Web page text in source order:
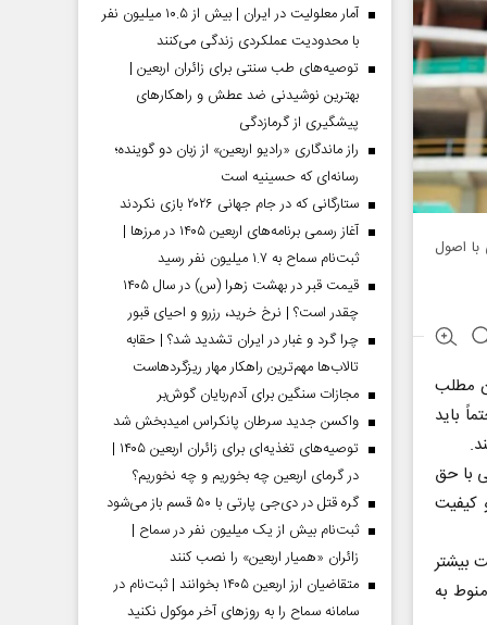
با اصول
مطلب
باید
با حق
کیفیت
بیشتر
به
آمار معلولیت در ایران | بیش از ۱۰.۵ میلیون نفر
با محدودیت عملکردی زندگی می‌کنند
توصیه‌های طب سنتی برای زائران اربعین |
بهترین نوشیدنی ضد عطش و راهکارهای
پیشگیری از گرمازدگی
راز ماندگاری «رادیو اربعین» از زبان دو گوینده؛
رسانه‌ای که حسینیه است
ستارگانی که در جام جهانی ۲۰۲۶ بازی نکردند
آغاز رسمی برنامه‌های اربعین ۱۴۰۵ در مرز‌ها |
ثبت‌نام سماح به ۱.۷ میلیون نفر رسید
قیمت قبر در بهشت زهرا (س) در سال ۱۴۰۵
چقدر است؟ | نرخ خرید، رزرو و احیای قبور
چرا گرد و غبار در ایران تشدید شد؟ | حقابه
تالاب‌ها مهم‌ترین راهکار مهار ریزگردهاست
مجازات سنگین برای آدم‌ربایان گوش‌بر
واکسن جدید سرطان پانکراس امیدبخش شد
توصیه‌های تغذیه‌ای برای زائران اربعین ۱۴۰۵ |
در گرمای اربعین چه بخوریم و چه نخوریم؟
گره قتل در دی‌جی پارتی با ۵۰ قسم باز می‌شود
ثبت‌نام بیش از یک میلیون نفر در سماح |
زائران «همیار اربعین» را نصب کنند
متقاضیان ارز اربعین ۱۴۰۵ بخوانند | ثبت‌نام در
سامانه سماح را به روز‌های آخر موکول نکنید